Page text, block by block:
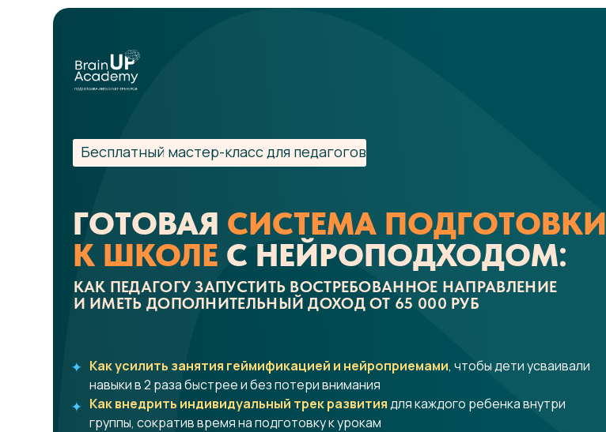
ГОТОВАЯ СИСТЕМА ПОДГОТОВКИ
К ШКОЛЕ С НЕЙРОПОДХОДОМ:
КАК ПЕДАГОГУ ЗАПУСТИТЬ ВОСТРЕБОВАННОЕ НАПРАВЛЕНИЕ
И ИМЕТЬ ДОПОЛНИТЕЛЬНЫЙ ДОХОД ОТ 65 000 РУБ
Как усилить занятия геймификацией и нейроприемами, чтобы дети усваивали
навыки в 2 раза быстрее и без потери внимания
Как внедрить индивидуальный трек развитиядля каждого ребенка внутри
группы, сократив время на подготовку к урокам
Бесплатный мастер-класс для педагогов